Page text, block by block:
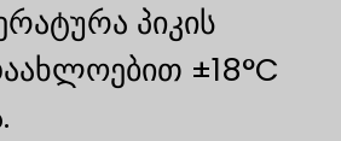
პიკის
±18°C